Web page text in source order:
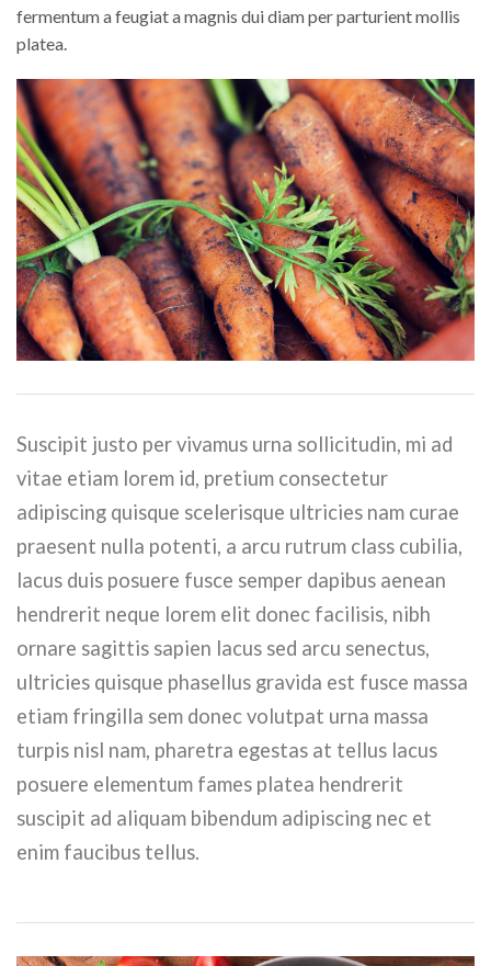
fermentum a feugiat a magnis dui diam per parturient mollis
platea.
Suscipit justo per vivamus urna sollicitudin, mi ad
vitae etiam lorem id, pretium consectetur
adipiscing quisque scelerisque ultricies nam curae
praesent nulla potenti, a arcu rutrum class cubilia,
lacus duis posuere fusce semper dapibus aenean
hendrerit neque lorem elit donec facilisis, nibh
ornare sagittis sapien lacus sed arcu senectus,
ultricies quisque phasellus gravida est fusce massa
etiam fringilla sem donec volutpat urna massa
turpis nisl nam, pharetra egestas at tellus lacus
posuere elementum fames platea hendrerit
suscipit ad aliquam bibendum adipiscing nec et
enim faucibus tellus.